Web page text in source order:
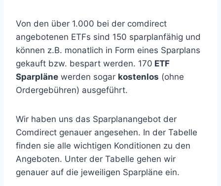
Von den über 1.000 bei der comdirect
angebotenen ETFs sind 150 sparplanfähig und
können z.B. monatlich in Form eines Sparplans
gekauft bzw. bespart werden. 170 ETF
Sparpläne werden sogar kostenlos (ohne
Ordergebühren) ausgeführt.
Wir haben uns das Sparplanangebot der
Comdirect genauer angesehen. In der Tabelle
finden sie alle wichtigen Konditionen zu den
Angeboten. Unter der Tabelle gehen wir
genauer auf die jeweiligen Sparpläne ein.